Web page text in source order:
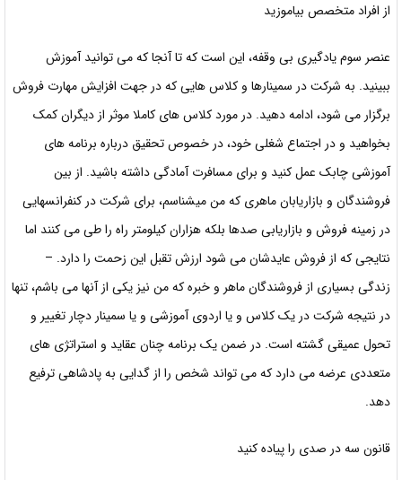
از افراد متخصص بیاموزید
عنصر سوم یادگیری بی وقفه، این است که تا آنجا که می توانید آموزش
ببینید. به شرکت در سمینارها و کلاس هایی که در جهت افزایش مهارت فروش
برگزار می شود، ادامه دهید. در مورد کلاس های کاملا موثر از دیگران کمک
بخواهید و در اجتماع شغلی خود، در خصوص تحقیق درباره برنامه های
آموزشی چابک عمل کنید و برای مسافرت آمادگی داشته باشید. از بین
فروشندگان و بازاریابان ماهری که من میشناسم، برای شرکت در کنفرانسهایی
در زمینه فروش و بازاریابی صدها بلکه هزاران کیلومتر راه را طی می کنند اما
نتایجی که از فروش عایدشان می شود ارزش تقبل این زحمت را دارد. –
زندگی بسیاری از فروشندگان ماهر و خبره که من نیز یکی از آنها می باشم، تنها
در نتیجه شرکت در یک کلاس و یا اردوی آموزشی و یا سمینار دچار تغییر و
تحول عمیقی گشته است. در ضمن یک برنامه چنان عقاید و استراتژی های
متعددی عرضه می دارد که می تواند شخص را از گدایی به پادشاهی ترفيع
دهد.
قانون سه در صدی را پیاده کنید